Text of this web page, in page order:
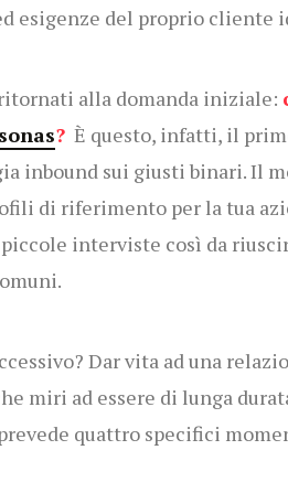
esigenze del proprio cliente
alla domanda iniziale:
?È questo, infatti, il
inbound sui giusti binari. Il
di riferimento per la tua
interviste così da
Dar vita ad una
miri ad essere di lunga
quattro specifici